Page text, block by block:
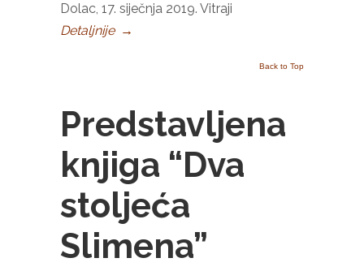
Dolac, 17. siječnja 2019. Vitraji
Detaljnije →
Back to Top
Predstavljena
knjiga “Dva
stoljeća
Slimena”